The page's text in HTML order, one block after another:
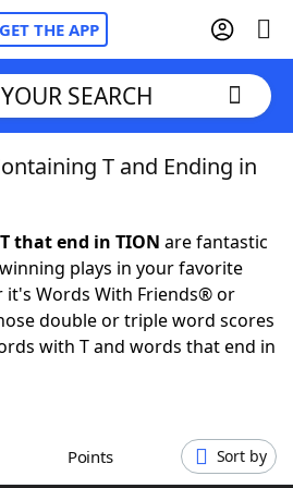
GET THE APP
SEARCH
T and Ending in
that end in TION are fantastic
plays in your favorite
Words With Friends® or
double or triple word scores
with T and words that end in
Points Sort by